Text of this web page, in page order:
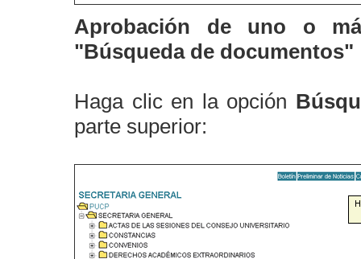
Aprobación de uno o
"Búsqueda de documentos"
Haga clic en la opción
parte superior: